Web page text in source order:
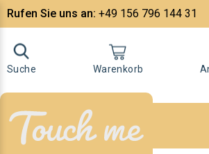
Rufen Sie uns an: +49 156 796 144 31
Suche Warenkorb